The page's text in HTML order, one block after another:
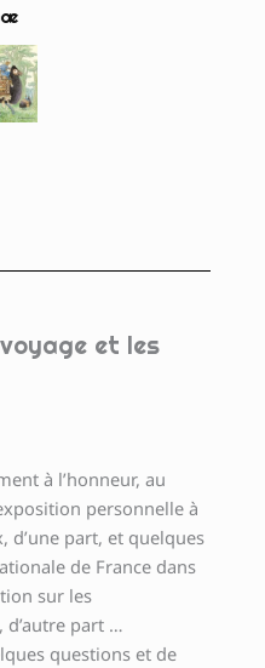
et les
à l’honneur, au
personnelle à
d’une part, et quelques
de France dans
sur les
d’autre part …
questions et de